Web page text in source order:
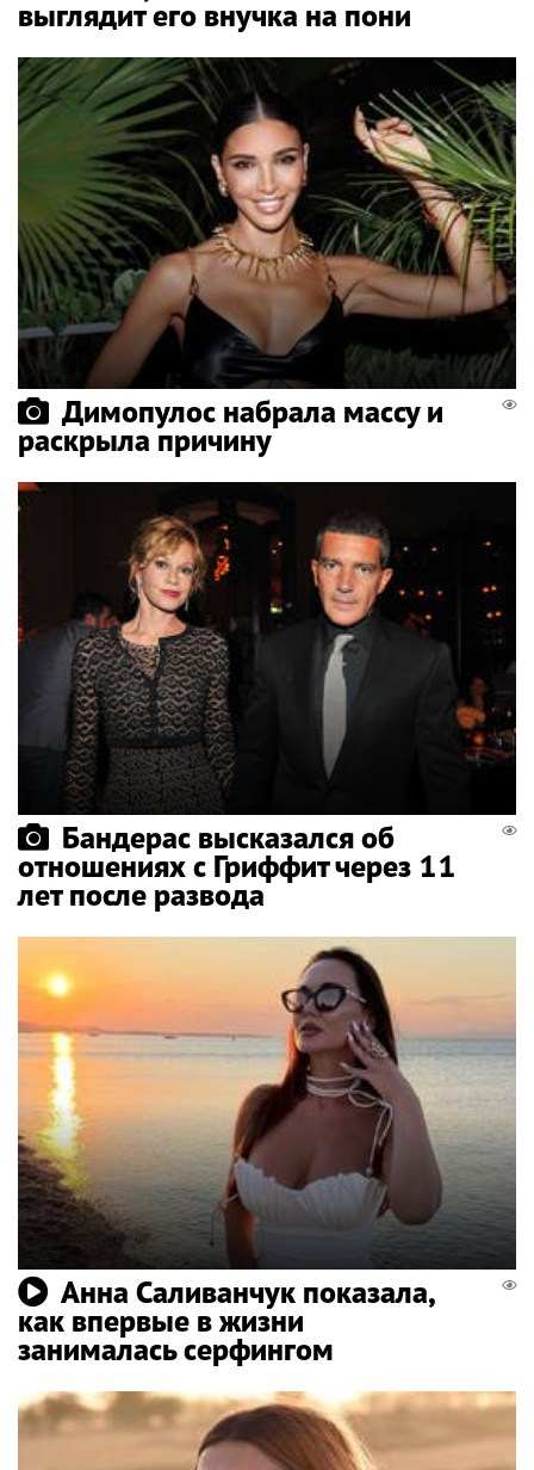
выглядит его внучка на пони
Димопулос набрала массу и
раскрыла причину
Бандерас высказался об
отношениях с Гриффит через 11
лет после развода
Анна Саливанчук показала,
как впервые в жизни
занималась серфингом